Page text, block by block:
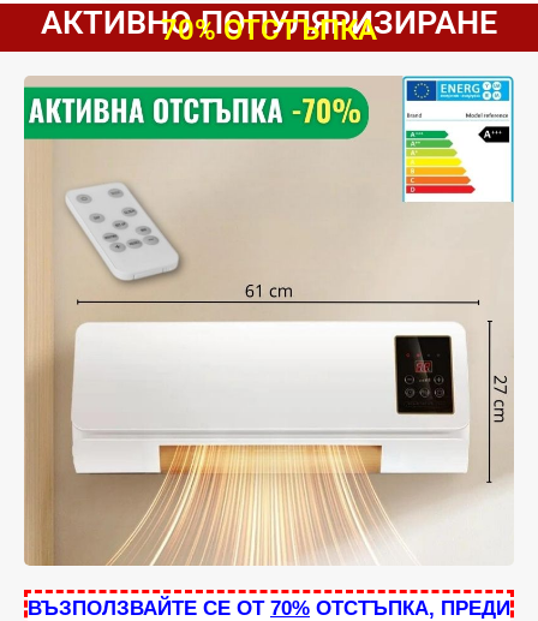
АКТИВНО ПОПУЛЯРИЗИРАНЕ
70% ОТСТЪПКА
ВЪЗПОЛЗВАЙТЕ СЕ ОТ 70% ОТСТЪПКА, ПРЕДИ